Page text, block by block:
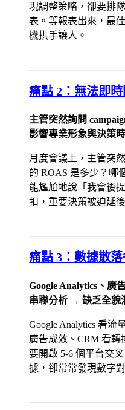
現調整策略，卻要排
表。等報表出來，最
機拱手讓人。
痛點 2：無法即
主管突然詢問
影響專業形象與決策
月度會議上，主管突
的 ROAS 是多少？哪
能尷尬地說「我會後
扣，重要決策被迫延後
痛點 3：數據散
Google Analytics、廣
串聯分析 → 缺乏全貌
Google Analytics 看流
廣告成效、CRM 看轉
要開啟 5-6 個平台交
據，卻常常發現數字